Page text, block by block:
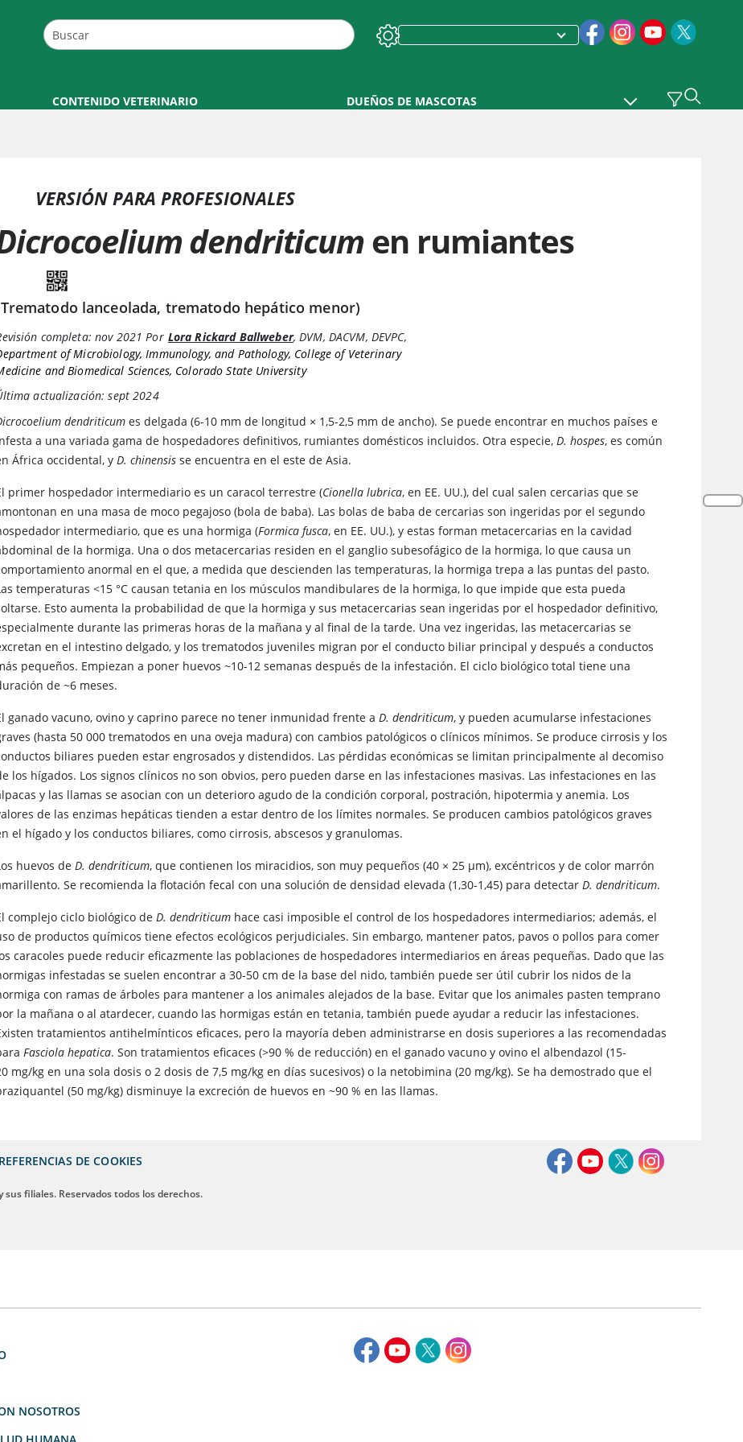
CONTENIDO VETERINARIO DUEÑOS DE MASCOTAS
VERSIÓN PARA PROFESIONALES
dendriticumen rumiantes
lanceolada, trematodo hepático menor)
completa: nov 2021 Por Lora Rickard Ballweber,DVM, DACVM, DEVPC,
of Microbiology, Immunology, and Pathology, College of Veterinary
and Biomedical Sciences, Colorado State University
actualización: sept 2024
dendriticum es delgada (6-10 mm de longitud × 1,5-2,5 mm de ancho). Se puede encontrar en muchos países e
a una variada gama de hospedadores definitivos, rumiantes domésticos incluidos. Otra especie,D. hospes, es común
África occidental, yD. chinensis se encuentra en el este de Asia.
primer hospedador intermediario es un caracol terrestre(Cionella lubrica, en EE. UU.), del cual salen cercarias que se
en una masa de moco pegajoso (bola de baba). Las bolas de baba de cercarias son ingeridas por el segundo
intermediario, que es una hormiga(Formica fusca, en EE. UU.), y estas forman metacercarias en la cavidad
de la hormiga. Una o dos metacercarias residen en el ganglio subesofágico de la hormiga, lo que causa un
anormal en el que, a medida que descienden las temperaturas, la hormiga trepa a las puntas del pasto.
temperaturas <15 °C causan tetania en los músculos mandibulares de la hormiga, lo que impide que esta pueda
Esto aumenta la probabilidad de que la hormiga y sus metacercarias sean ingeridas por el hospedador definitivo,
durante las primeras horas de la mañana y al final de la tarde. Una vez ingeridas, las metacercarias se
en el intestino delgado, y los trematodos juveniles migran por el conducto biliar principal y después a conductos
pequeños. Empiezan a poner huevos ~10-12 semanas después de la infestación. El ciclo biológico total tiene una
de ~6 meses.
ganado vacuno, ovino y caprino parece no tener inmunidad frente aD. dendriticum, y pueden acumularse infestaciones
(hasta 50 000 trematodos en una oveja madura) con cambios patológicos o clínicos mínimos. Se produce cirrosis y los
biliares pueden estar engrosados y distendidos. Las pérdidas económicas se limitan principalmente al decomiso
los hígados. Los signos clínicos no son obvios, pero pueden darse en las infestaciones masivas. Las infestaciones en las
y las llamas se asocian con un deterioro agudo de la condición corporal, postración, hipotermia y anemia. Los
de las enzimas hepáticas tienden a estar dentro de los límites normales. Se producen cambios patológicos graves
el hígado y los conductos biliares, como cirrosis, abscesos y granulomas.
huevos deD. dendriticum, que contienen los miracidios, son muy pequeños (40 × 25 μm), excéntricos y de color marrón
Se recomienda la flotación fecal con una solución de densidad elevada (1,30-1,45) para detectarD. dendriticum.
complejo ciclo biológico deD. dendriticum hace casi imposible el control de los hospedadores intermediarios; además, el
de productos químicos tiene efectos ecológicos perjudiciales. Sin embargo, mantener patos, pavos o pollos para comer
caracoles puede reducir eficazmente las poblaciones de hospedadores intermediarios en áreas pequeñas. Dado que las
infestadas se suelen encontrar a 30-50 cm de la base del nido, también puede ser útil cubrir los nidos de la
con ramas de árboles para mantener a los animales alejados de la base. Evitar que los animales pasten temprano
la mañana o al atardecer, cuando las hormigas están en tetania, también puede ayudar a reducir las infestaciones.
tratamientos antihelmínticos eficaces, pero la mayoría deben administrarse en dosis superiores a las recomendadas
Fasciola hepatica. Son tratamientos eficaces (>90 % de reducción) en el ganado vacuno y ovino el albendazol (15-
mg/kg en una sola dosis o 2 dosis de 7,5 mg/kg en días sucesivos) o la netobimina (20 mg/kg). Se ha demostrado que el
(50 mg/kg) disminuye la excreción de huevos en ~90 % en las llamas.
DE COOKIES
sus filiales. Reservados todos los derechos.
NOSOTROS